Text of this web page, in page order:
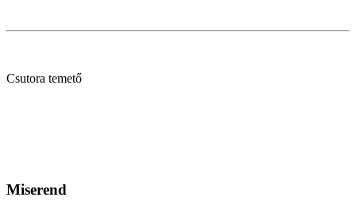
Csutora temető
Miserend